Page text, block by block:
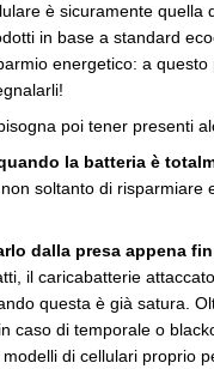
è sicuramente quella
in base a standard
energetico: a
poi tener presenti
la batteria è
soltanto di risparmiare
dalla presa appena
il caricabatterie
questa è già satura.
caso di temporale o
di cellulari proprio